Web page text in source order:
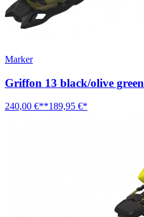
Marker
Griffon 13 black/olive green
240,00 €**189,95 €*